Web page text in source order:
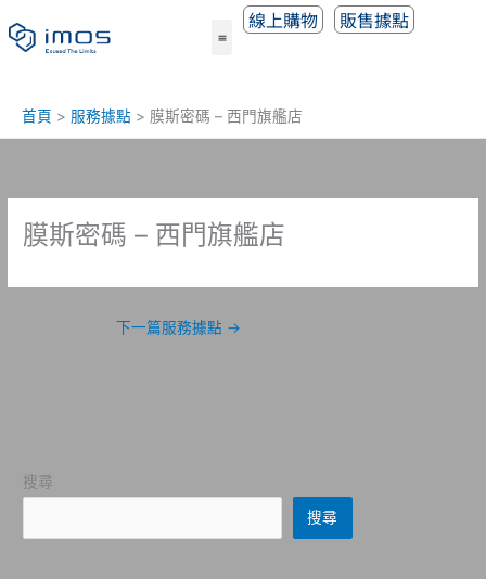
至
線上購物 販售據點
首頁 服務據點 膜斯密碼 – 西門旗艦店
膜斯密碼 – 西門旗艦店
下一篇服務據點 →
搜尋
搜尋